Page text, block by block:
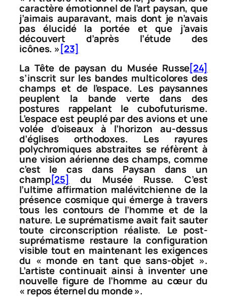
caractère émotionnel de l’art paysan, que
j’aimais auparavant, mais dont je n’avais
pas élucidé la portée et que j’avais
découvert d’après l’étude des
icônes. »[23]
La Tête de paysan du Musée Russe[24]
s’inscrit sur les bandes multicolores des
champs et de l’espace. Les paysannes
peuplent la bande verte dans des
postures rappelant le cubofuturisme.
L’espace est peuplé par des avions et une
volée d’oiseaux à l’horizon au-dessus
d’églises orthodoxes. Les rayures
polychromiques abstraites se réfèrent à
une vision aérienne des champs, comme
c’est le cas dans Paysan dans un
champ[25] du Musée Russe. C’est
l’ultime affirmation malévitchienne de la
présence cosmique qui émerge à travers
tous les contours de l’homme et de la
nature. Le suprématisme avait fait sauter
toute circonscription réaliste. Le post-
suprématisme restaure la configuration
visible tout en maintenant les exigences
du « monde en tant que sans-objet ».
L’artiste continuait ainsi à inventer une
nouvelle figure de l’homme au cœur du
« repos éternel du monde ».